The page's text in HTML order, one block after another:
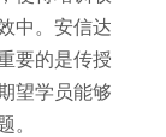
中。安信达
要的是传授
望学员能够
。